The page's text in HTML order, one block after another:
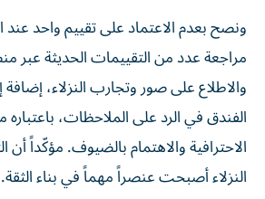
ونصح بعدم الاعتماد على تقييم واحد عند
مراجعة عدد من التقييمات الحديثة عبر
والاطلاع على صور وتجارب النزلاء،
الفندق في الرد على الملاحظات،
الاحترافية والاهتمام بالضيوف. مؤكّداً أن
النزلاء أصبحت عنصراً مهماً في بناء الثقة.